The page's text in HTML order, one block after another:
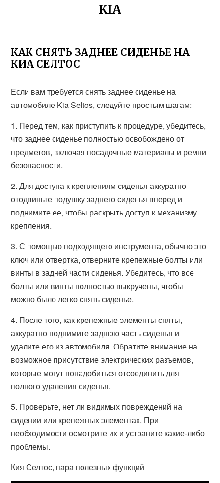
KIA
КАК СНЯТЬ ЗАДНЕЕ СИДЕНЬЕ НА
КИА СЕЛТОС
Если вам требуется снять заднее сиденье на
автомобиле Kia Seltos, следуйте простым шагам:
1. Перед тем, как приступить к процедуре, убедитесь,
что заднее сиденье полностью освобождено от
предметов, включая посадочные материалы и ремни
безопасности.
2. Для доступа к креплениям сиденья аккуратно
отодвиньте подушку заднего сиденья вперед и
поднимите ее, чтобы раскрыть доступ к механизму
крепления.
3. С помощью подходящего инструмента, обычно это
ключ или отвертка, отверните крепежные болты или
винты в задней части сиденья. Убедитесь, что все
болты или винты полностью выкручены, чтобы
можно было легко снять сиденье.
4. После того, как крепежные элементы сняты,
аккуратно поднимите заднюю часть сиденья и
удалите его из автомобиля. Обратите внимание на
возможное присутствие электрических разъемов,
которые могут понадобиться отсоединить для
полного удаления сиденья.
5. Проверьте, нет ли видимых повреждений на
сидении или крепежных элементах. При
необходимости осмотрите их и устраните какие-либо
проблемы.
Кия Селтос, пара полезных функций